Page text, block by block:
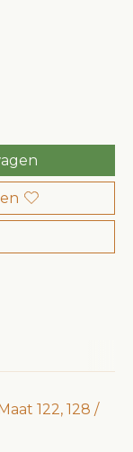
122, 128 /